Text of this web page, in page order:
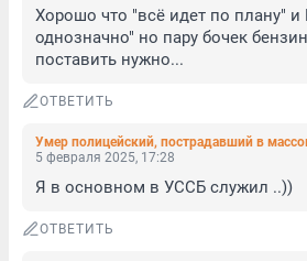
Хорошо что "всё идет по плану" и
однозначно" но пару бочек
поставить нужно...
ОТВЕТИТЬ
5 февраля 2025, 17:28
Я в основном в УССБ служил ..))
ОТВЕТИТЬ